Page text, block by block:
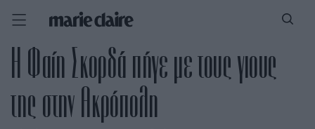
Η Φαίη Σκορδά πήγε με τους γιους
της στην Ακρόπολη